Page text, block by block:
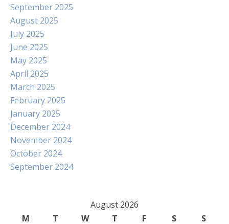
September 2025
August 2025
July 2025
June 2025
May 2025
April 2025
March 2025
February 2025
January 2025
December 2024
November 2024
October 2024
September 2024
August 2026
M
T W T F S
S